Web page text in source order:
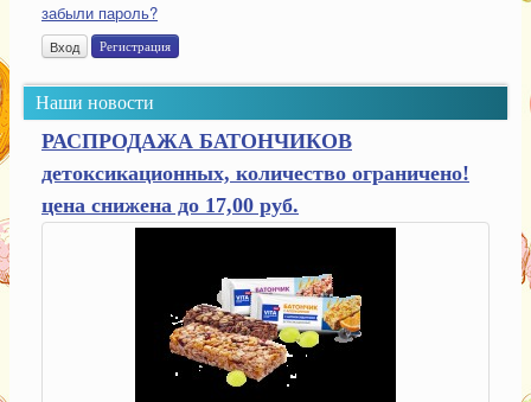
забыли пароль?
Регистрация
Наши новости
РАСПРОДАЖА БАТОНЧИКОВ
детоксикационных, количество ограничено!
цена снижена до 17,00 руб.